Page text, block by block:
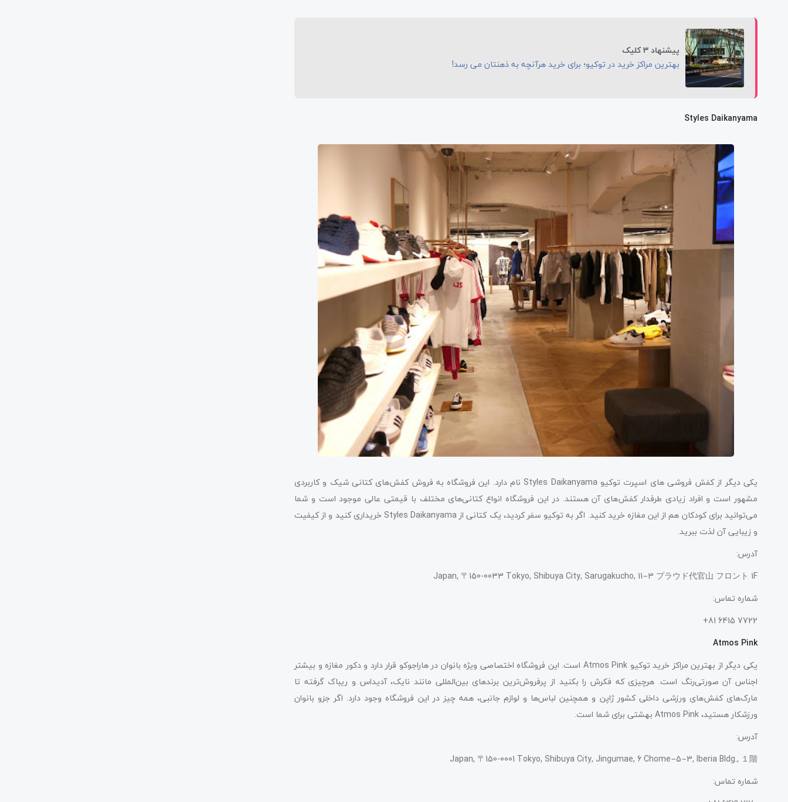
پیشنهاد 3 کلیک
بهترین مراکز خرید در توکیو؛ برای خرید هرآنچه به ذهنتان می رسد!
Styles Daikanyama
یکی دیگر از کفش فروشی های اسپرت توکیو Styles Daikanyama نام دارد. این فروشگاه به فروش کفش‌های کتانی شیک و کاربردی
مشهور است و افراد زیادی طرفدار کفش‌های آن هستند. در این فروشگاه انواع کتانی‌های مختلف با قیمتی عالی موجود است و شما
می‌توانید برای کودکان هم از این مغازه خرید کنید. اگر به توکیو سفر کردید، یک کتانی از Styles Daikanyama خریداری کنید و از کیفیت
و زیبایی آن لذت ببرید.
آدرس:
Japan, 〒150-0033 Tokyo, Shibuya City, Sarugakucho, 11−3 プラウド代官山 フロント 1F
شماره تماس:
7722 6415 81+
Atmos Pink
یکی دیگر از بهترین مراکز خرید توکیو Atmos Pink است. این فروشگاه اختصاصی ویژه بانوان در هاراجوکو قرار دارد و دکور مغازه و بیشتر
اجناس آن صورتی‌رنگ است. هرچیزی که فکرش را بکنید از پرفروش‌ترین برند‌های بین‌المللی مانند نایک، آدیداس و ریباک گرفته تا
مارک‌های کفش‌های ورزشی داخلی کشور ژاپن و همچنین لباس‌ها و لوازم جانبی، همه چیز در این فروشگاه وجود دارد. اگر جزو بانوان
ورزشکار هستید، Atmos Pink بهشتی برای شما است.
آدرس:
Japan, 〒150-0001 Tokyo, Shibuya City, Jingumae, 6 Chome−5−3, Iberia Bldg., １階
شماره تماس: